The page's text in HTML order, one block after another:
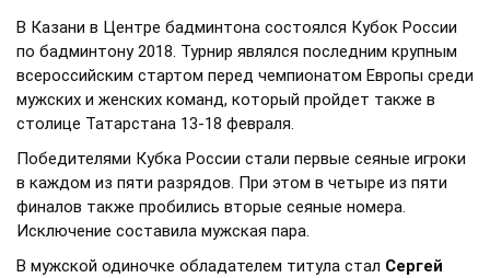
В Казани в Центре бадминтона состоялся Кубок России
по бадминтону 2018. Турнир являлся последним крупным
всероссийским стартом перед чемпионатом Европы среди
мужских и женских команд, который пройдет также в
столице Татарстана 13-18 февраля.
Победителями Кубка России стали первые сеяные игроки
в каждом из пяти разрядов. При этом в четыре из пяти
финалов также пробились вторые сеяные номера.
Исключение составила мужская пара.
В мужской одиночке обладателем титула стал Сергей